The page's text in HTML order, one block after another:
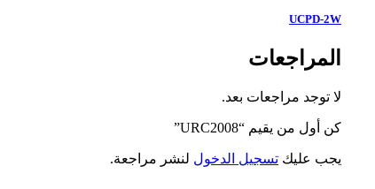
UCPD-2W
المراجعات
لا توجد مراجعات بعد.
كن أول من يقيم “URC2008”
يجب عليك تسجيل الدخول لنشر مراجعة.